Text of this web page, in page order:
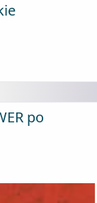
po